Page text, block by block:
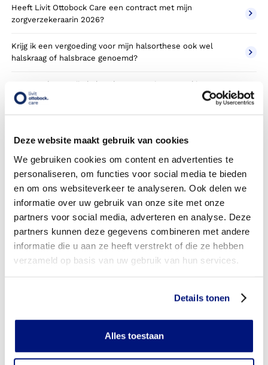
Deze website maakt gebruik van cookies
We gebruiken cookies om content en advertenties te
personaliseren, om functies voor social media te bieden
en om ons websiteverkeer te analyseren. Ook delen we
informatie over uw gebruik van onze site met onze
partners voor social media, adverteren en analyse. Deze
partners kunnen deze gegevens combineren met andere
informatie die u aan ze heeft verstrekt of die ze hebben
verzameld op basis van uw gebruik van hun services.
Details tonen
Alles toestaan
Heeft Livit Ottobock Care een contract met mijn
zorgverzekeraarin 2026?
Krijg ik een vergoeding voor mijn halsorthese ook wel
halskraag of halsbrace genoemd?
Wanneer komt mijn halsorthese NIET in aanmerking voor
vergoeding via mijn zorgverzekeraar?
verzekering?
Is de halsorthese individueel vervaardigd of verkrijgbaar in
confectie standaard uitvoeringen?
Is de halsorthese mijn eigendom?
Heb ik voor het laten aanmeten van een halsorthese
Kan ik een reserve halsorthese vergoed krijgen?